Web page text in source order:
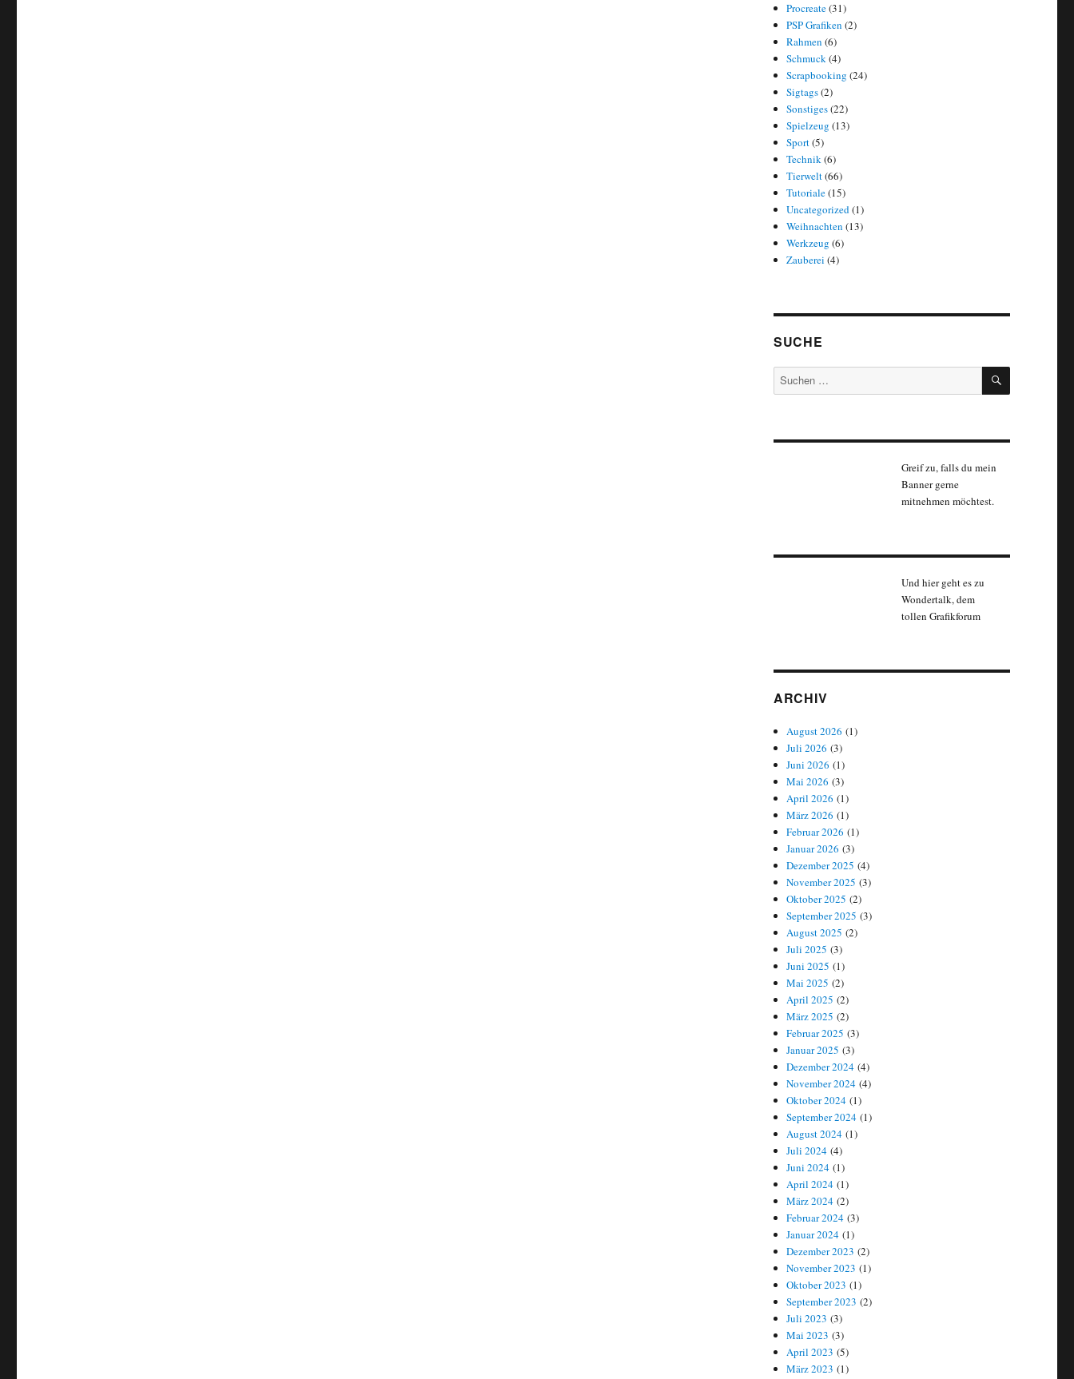
Procreate(31)
PSP Grafiken (2)
Rahmen (6)
Schmuck(4)
Scrapbooking (24)
Sigtags(2)
Sonstiges(22)
Spielzeug (13)
Sport(5)
Technik(6)
Tierwelt(66)
Tutoriale(15)
Uncategorized(1)
Weihnachten (13)
Werkzeug (6)
Zauberei (4)
SUCHE
Suchen
nach:
SUCHEN
Greif zu, falls du mein
Banner gerne
mitnehmen möchtest.
Und hier geht es zu
Wondertalk, dem
tollen Grafikforum
ARCHIV
August 2026 (1)
Juli 2026 (3)
Juni 2026 (1)
Mai 2026 (3)
April 2026 (1)
März 2026 (1)
Februar 2026 (1)
Januar 2026 (3)
Dezember 2025 (4)
November 2025 (3)
Oktober 2025 (2)
September 2025 (3)
August 2025 (2)
Juli 2025 (3)
Juni 2025 (1)
Mai 2025 (2)
April 2025 (2)
März 2025 (2)
Februar 2025 (3)
Januar 2025 (3)
Dezember 2024 (4)
November 2024 (4)
Oktober 2024 (1)
September 2024 (1)
August 2024 (1)
Juli 2024 (4)
Juni 2024 (1)
April 2024 (1)
März 2024 (2)
Februar 2024 (3)
Januar 2024 (1)
Dezember 2023 (2)
November 2023 (1)
Oktober 2023 (1)
September 2023 (2)
Juli 2023 (3)
Mai 2023 (3)
April 2023 (5)
März 2023 (1)